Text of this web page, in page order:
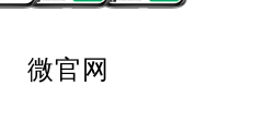
微官网